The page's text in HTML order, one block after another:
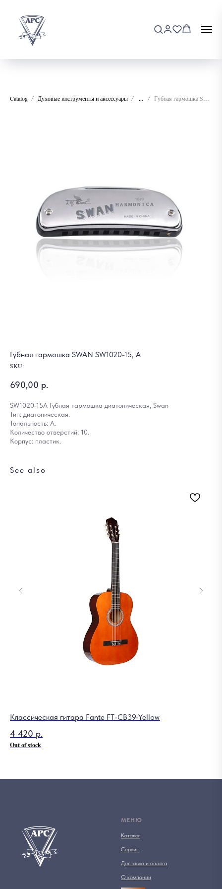
Catalog Духовые инструменты и аксессуары ...
Губная гармошка SWAN SW1020-15, A
SKU:
690,00 р.
SW1020-15A Губная гармошка диатоническая, Swan
Тип: диатоническая.
Тональность: A.
Количество отверстий: 10.
Корпус: пластик.
See also
Классическая гитара Fante FT-CB39-Yellow
4 420 р.
Out of stock
МЕНЮ
Каталог
Сервис
Доставка и оплата
О компании